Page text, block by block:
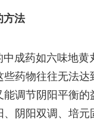
方法
成药如六味地
药物往往无法
调节阴阳平衡
、阴阳双调、培